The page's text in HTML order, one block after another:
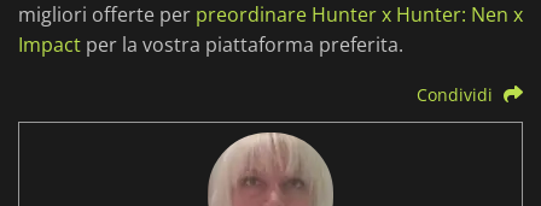
migliori offerte per preordinare Hunter x Hunter: Nen x
Impact per la vostra piattaforma preferita.
Condividi